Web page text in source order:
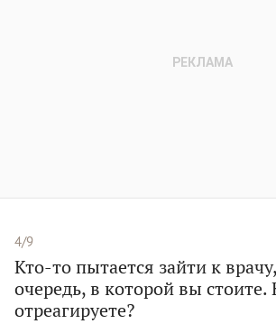
4/9
Кто-то пытается зайти к
очередь, в которой вы стоите.
отреагируете?